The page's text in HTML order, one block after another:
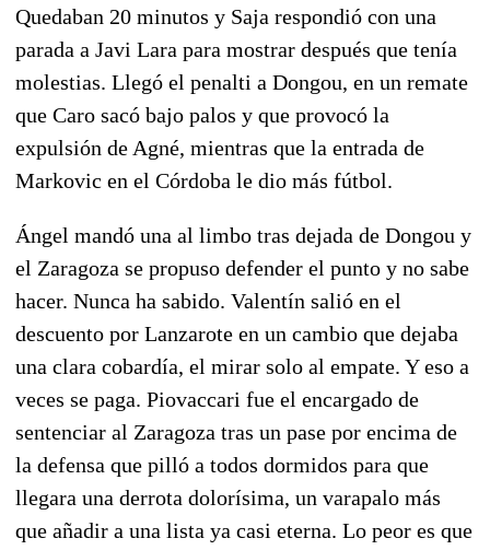
Quedaban 20 minutos y Saja respondió con una
parada a Javi Lara para mostrar después que tenía
molestias. Llegó el penalti a Dongou, en un remate
que Caro sacó bajo palos y que provocó la
expulsión de Agné, mientras que la entrada de
Markovic en el Córdoba le dio más fútbol.
Ángel mandó una al limbo tras dejada de Dongou y
el Zaragoza se propuso defender el punto y no sabe
hacer. Nunca ha sabido. Valentín salió en el
descuento por Lanzarote en un cambio que dejaba
una clara cobardía, el mirar solo al empate. Y eso a
veces se paga. Piovaccari fue el encargado de
sentenciar al Zaragoza tras un pase por encima de
la defensa que pilló a todos dormidos para que
llegara una derrota dolorísima, un varapalo más
que añadir a una lista ya casi eterna. Lo peor es que